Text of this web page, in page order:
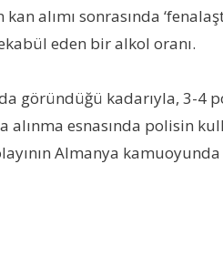
alımı sonrasında
eden bir alkol oranı.
göründüğü kadarıyla, 3-4
esnasında polisin
Almanya